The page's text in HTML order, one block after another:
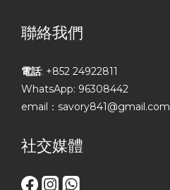
聯絡我們
電話: +852 24922811
WhatsApp: 96308442
email：savory841@gmail.com
社交媒體